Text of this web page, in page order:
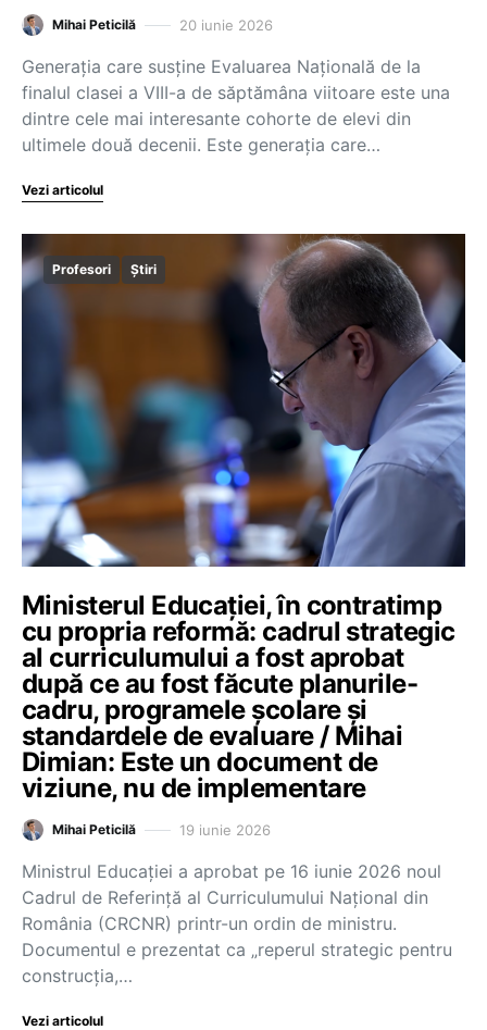
Mihai Peticilă 20 iunie 2026
Generația care susține Evaluarea Națională de la
finalul clasei a VIII-a de săptămâna viitoare este una
dintre cele mai interesante cohorte de elevi din
ultimele două decenii. Este generația care…
Vezi articolul
Profesori Știri
Ministerul Educației, în contratimp
cu propria reformă: cadrul strategic
al curriculumului a fost aprobat
după ce au fost făcute planurile-
cadru, programele școlare și
standardele de evaluare / Mihai
Dimian: Este un document de
viziune, nu de implementare
Mihai Peticilă 19 iunie 2026
Ministrul Educației a aprobat pe 16 iunie 2026 noul
Cadrul de Referință al Curriculumului Național din
România (CRCNR) printr-un ordin de ministru.
Documentul e prezentat ca „reperul strategic pentru
construcția,…
Vezi articolul